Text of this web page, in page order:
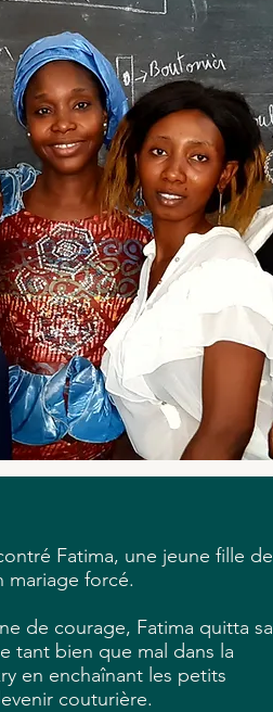
Fatima, une jeune fille de
mariage forcé.
de courage, Fatima quitta sa
tant bien que mal dans la
en enchaînant les petits
couturière.